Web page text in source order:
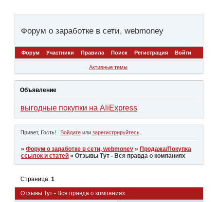
Форум о заработке в сети, webmoney
Форум Участники Правила Поиск Регистрация Войти
Активные темы
Объявление
выгодные покупки на AliExpress
Привет, Гость! Войдитеили зарегистрируйтесь.
»Форум о заработке в сети, webmoney » Продажа/Покупка
ссылок и статей »Отзывы Тут - Вся правда о компаниях
Отзывы Тут - Вся правда о компаниях
Страница:1